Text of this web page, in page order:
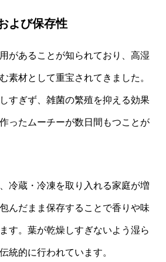
よび保存性
があることが知られており、高湿
素材として重宝されてきました。
すぎず、雑菌の繁殖を抑える効果
ったムーチーが数日間もつことが
冷蔵・冷凍を取り入れる家庭が増
んだまま保存することで香りや味
す。葉が乾燥しすぎないよう湿ら
統的に行われています。